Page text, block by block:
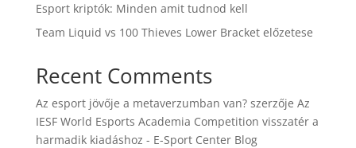
Esport kriptók: Minden amit tudnod kell
Team Liquid vs 100 Thieves Lower Bracket előzetese
Recent Comments
Az esport jövője a metaverzumban van?szerzője Az
IESF World Esports Academia Competition visszatér a
harmadik kiadáshoz - E-Sport Center Blog